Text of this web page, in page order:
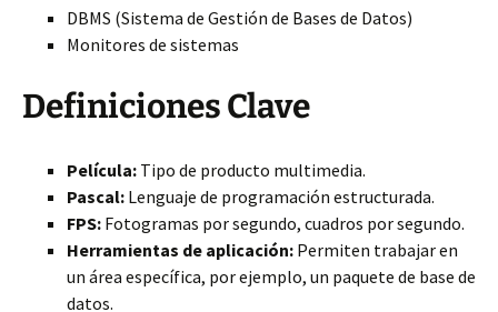
DBMS (Sistema de Gestión de Bases de Datos)
Monitores de sistemas
Definiciones Clave
Película: Tipo de producto multimedia.
Pascal: Lenguaje de programación estructurada.
FPS: Fotogramas por segundo, cuadros por segundo.
Herramientas de aplicación: Permiten trabajar en
un área específica, por ejemplo, un paquete de base de
datos.